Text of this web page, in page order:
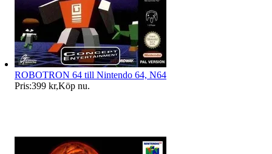
ROBOTRON 64 till Nintendo 64, N64
Pris:399 kr,Köp nu.